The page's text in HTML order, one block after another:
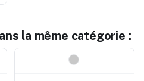
la même catégorie :